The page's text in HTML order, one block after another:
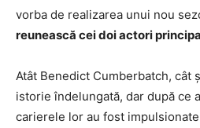
vorba de realizarea unui nou
reunească cei doi actori
Atât Benedict Cumberbatch, cât
istorie îndelungată, dar după ce
carierele lor au fost